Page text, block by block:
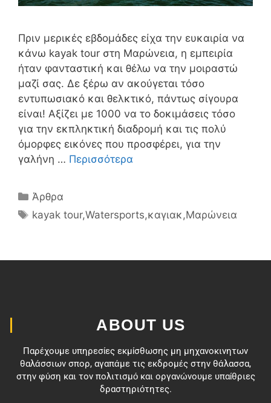
Πριν μερικές εβδομάδες είχα την ευκαιρία να
κάνω kayak tour στη Μαρώνεια, η εμπειρία
ήταν φανταστική και θέλω να την μοιραστώ
μαζί σας. Δε ξέρω αν ακούγεται τόσο
εντυπωσιακό και θελκτικό, πάντως σίγουρα
είναι! Αξίζει με 1000 να το δοκιμάσεις τόσο
για την εκπληκτική διαδρομή και τις πολύ
όμορφες εικόνες που προσφέρει, για την
γαλήνη … Περισσότερα
Άρθρα
kayak tour,Watersports,καγιακ ,Μαρώνεια
ABOUT US
Παρέχουμε υπηρεσίες εκμίσθωσης μη μηχανοκινητων
θαλάσσιων σπορ, αγαπάμε τις εκδρομές στην θάλασσα,
στην φύση και τον πολιτισμό και οργανώνουμε υπαίθριες
δραστηριότητες.